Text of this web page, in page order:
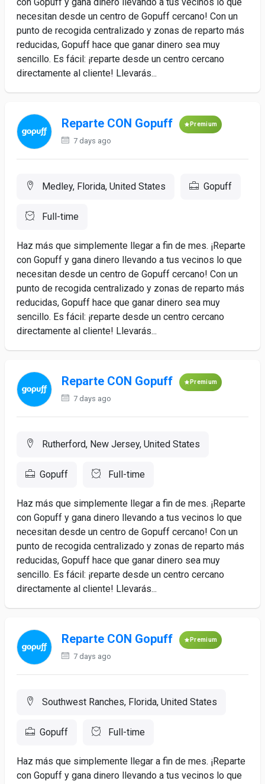
necesitan desde un centro de Gopuff cercano! Con un
punto de recogida centralizado y zonas de reparto más
reducidas, Gopuff hace que ganar dinero sea muy
sencillo. Es fácil: ¡reparte desde un centro cercano
directamente al cliente! Llevarás...
Reparte CON Gopuff Premium
7 days ago
Medley, Florida, United States Gopuff
Full-time
Haz más que simplemente llegar a fin de mes. ¡Reparte
con Gopuff y gana dinero llevando a tus vecinos lo que
necesitan desde un centro de Gopuff cercano! Con un
punto de recogida centralizado y zonas de reparto más
reducidas, Gopuff hace que ganar dinero sea muy
sencillo. Es fácil: ¡reparte desde un centro cercano
directamente al cliente! Llevarás...
Reparte CON Gopuff Premium
7 days ago
Rutherford, New Jersey, United States
Gopuff Full-time
Haz más que simplemente llegar a fin de mes. ¡Reparte
con Gopuff y gana dinero llevando a tus vecinos lo que
necesitan desde un centro de Gopuff cercano! Con un
punto de recogida centralizado y zonas de reparto más
reducidas, Gopuff hace que ganar dinero sea muy
sencillo. Es fácil: ¡reparte desde un centro cercano
directamente al cliente! Llevarás...
Reparte CON Gopuff Premium
7 days ago
Southwest Ranches, Florida, United States
Gopuff Full-time
Haz más que simplemente llegar a fin de mes. ¡Reparte
con Gopuff y gana dinero llevando a tus vecinos lo que